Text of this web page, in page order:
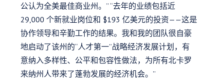
公认为全美最佳商业州。” “去年的业绩包括近
29,000 个新就业岗位和 $193 亿美元的投资——这是
协作领导和辛勤工作的结果。我和我的团队很自豪
地启动了该州的“人才第一”战略经济发展计划，有
意纳入多样性、公平和包容性做法，为所有北卡罗
来纳州人带来了蓬勃发展的经济机会。”